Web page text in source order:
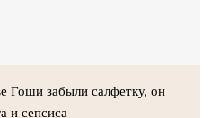
Гоши забыли салфетку, он
и сепсиса